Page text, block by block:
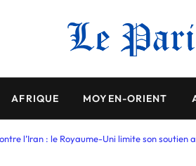
AFRIQUE MOYEN-ORIENT
l’Iran : le Royaume-Uni limite son soutien